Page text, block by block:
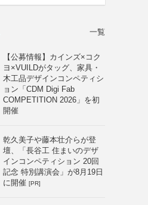
一覧
【公募情報】カインズ×コク
ヨ×VUILDがタッグ、家具・
木工品デザインコンペティシ
ョン「CDM Digi Fab
COMPETITION 2026」を初
開催
乾久美子や藤本壮介らが登
壇、「長谷工 住まいのデザ
インコンペティション 20回
記念 特別講演会」が8月19日
に開催 [PR]